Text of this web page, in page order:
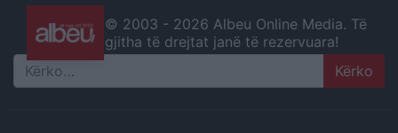
© 2003 - 2026 Albeu Online Media. Të
gjitha të drejtat janë të rezervuara!
Search